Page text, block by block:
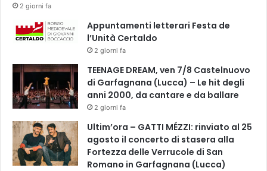
a
8
a
U
2 giorni fa
Appuntamenti letterari Festa de
l’Unità Certaldo
2 giorni fa
TEENAGE DREAM, ven 7/8 Castelnuovo
di Garfagnana (Lucca) – Le hit degli
anni 2000, da cantare e da ballare
2 giorni fa
Ultim’ora – GATTI MÉZZI: rinviato al 25
agosto il concerto di stasera alla
Fortezza delle Verrucole di San
Romano in Garfagnana (Lucca)